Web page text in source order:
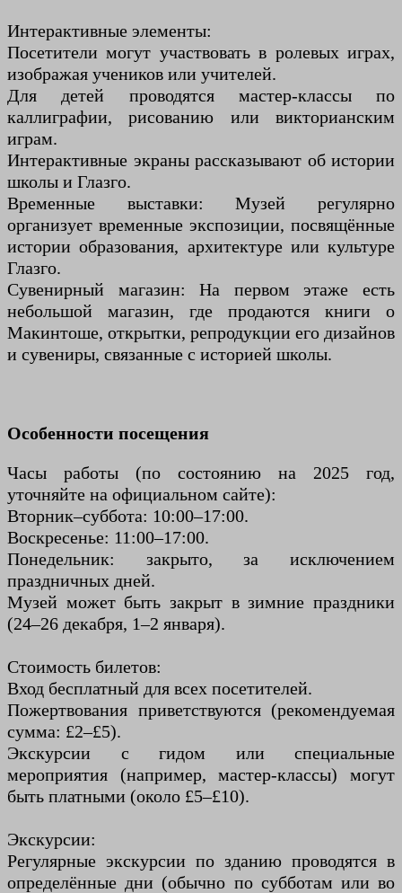
Интерактивные элементы:
Посетители могут участвовать в ролевых играх,
изображая учеников или учителей.
Для детей проводятся мастер-классы по
каллиграфии, рисованию или викторианским
играм.
Интерактивные экраны рассказывают об истории
школы и Глазго.
Временные выставки: Музей регулярно
организует временные экспозиции, посвящённые
истории образования, архитектуре или культуре
Глазго.
Сувенирный магазин: На первом этаже есть
небольшой магазин, где продаются книги о
Макинтоше, открытки, репродукции его дизайнов
и сувениры, связанные с историей школы.
Особенности посещения
Часы работы (по состоянию на 2025 год,
уточняйте на официальном сайте):
Вторник–суббота: 10:00–17:00.
Воскресенье: 11:00–17:00.
Понедельник: закрыто, за исключением
праздничных дней.
Музей может быть закрыт в зимние праздники
(24–26 декабря, 1–2 января).
Стоимость билетов:
Вход бесплатный для всех посетителей.
Пожертвования приветствуются (рекомендуемая
сумма: £2–£5).
Экскурсии с гидом или специальные
мероприятия (например, мастер-классы) могут
быть платными (около £5–£10).
Экскурсии:
Регулярные экскурсии по зданию проводятся в
определённые дни (обычно по субботам или во